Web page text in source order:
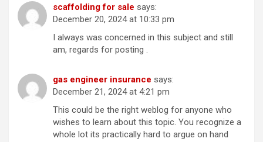
scaffolding for sale says:
December 20, 2024 at 10:33 pm
I always was concerned in this subject and still
am, regards for posting .
gas engineer insurance says:
December 21, 2024 at 4:21 pm
This could be the right weblog for anyone who
wishes to learn about this topic. You recognize a
whole lot its practically hard to argue on hand